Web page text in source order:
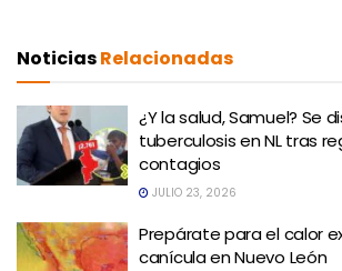
NoticiasRelacionadas
¿Y la salud, Samuel? Se
tuberculosis en NL tras
contagios
JULIO 23, 2026
Prepárate para el calor
canícula en Nuevo León